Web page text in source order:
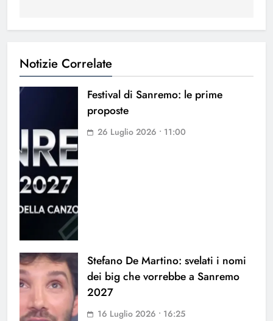
Notizie Correlate
Festival di Sanremo: le prime
proposte
26 Luglio 2026 • 11:00
Stefano De Martino: svelati i nomi
dei big che vorrebbe a Sanremo
2027
16 Luglio 2026 • 16:25